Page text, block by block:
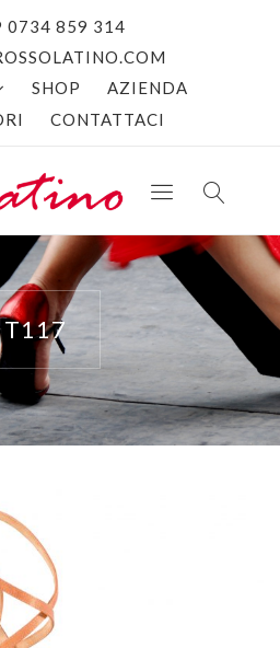
0734 859 314
SHOP
AZIENDA
CONTATTACI
T117